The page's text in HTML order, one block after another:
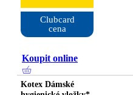
Clubcard
cena
Koupit online
Kotex Dámské